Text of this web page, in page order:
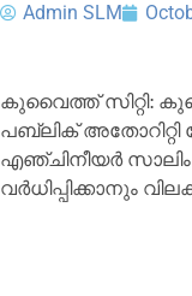
Admin SLM
കുവൈത്ത് സിറ്റി:
പബ്ലിക്
എഞ്ചിനീയർ
വർധിപ്പിക്കാനും